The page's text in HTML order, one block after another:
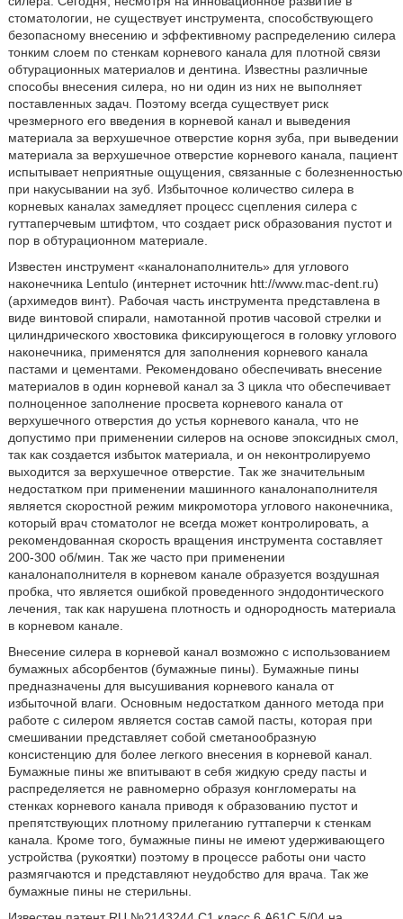
стоматологии, не существует инструмента, способствующего
безопасному внесению и эффективному распределению силера
тонким слоем по стенкам корневого канала для плотной связи
обтурационных материалов и дентина. Известны различные
способы внесения силера, но ни один из них не выполняет
поставленных задач. Поэтому всегда существует риск
чрезмерного его введения в корневой канал и выведения
материала за верхушечное отверстие корня зуба, при выведении
материала за верхушечное отверстие корневого канала, пациент
испытывает неприятные ощущения, связанные с болезненностью
при накусывании на зуб. Избыточное количество силера в
корневых каналах замедляет процесс сцепления силера с
гуттаперчевым штифтом, что создает риск образования пустот и
пор в обтурационном материале.
Известен инструмент «каналонаполнитель» для углового
наконечника Lentulo (интернет источник htt://www.mac-dent.ru)
(архимедов винт). Рабочая часть инструмента представлена в
виде винтовой спирали, намотанной против часовой стрелки и
цилиндрического хвостовика фиксирующегося в головку углового
наконечника, применятся для заполнения корневого канала
пастами и цементами. Рекомендовано обеспечивать внесение
материалов в один корневой канал за 3 цикла что обеспечивает
полноценное заполнение просвета корневого канала от
верхушечного отверстия до устья корневого канала, что не
допустимо при применении силеров на основе эпоксидных смол,
так как создается избыток материала, и он неконтролируемо
выходится за верхушечное отверстие. Так же значительным
недостатком при применении машинного каналонаполнителя
является скоростной режим микромотора углового наконечника,
который врач стоматолог не всегда может контролировать, а
рекомендованная скорость вращения инструмента составляет
200-300 об/мин. Так же часто при применении
каналонаполнителя в корневом канале образуется воздушная
пробка, что является ошибкой проведенного эндодонтического
лечения, так как нарушена плотность и однородность материала
в корневом канале.
Внесение силера в корневой канал возможно с использованием
бумажных абсорбентов (бумажные пины). Бумажные пины
предназначены для высушивания корневого канала от
избыточной влаги. Основным недостатком данного метода при
работе с силером является состав самой пасты, которая при
смешивании представляет собой сметанообразную
консистенцию для более легкого внесения в корневой канал.
Бумажные пины же впитывают в себя жидкую среду пасты и
распределяется не равномерно образуя конгломераты на
стенках корневого канала приводя к образованию пустот и
препятствующих плотному прилеганию гуттаперчи к стенкам
канала. Кроме того, бумажные пины не имеют удерживающего
устройства (рукоятки) поэтому в процессе работы они часто
размягчаются и представляют неудобство для врача. Так же
бумажные пины не стерильны.